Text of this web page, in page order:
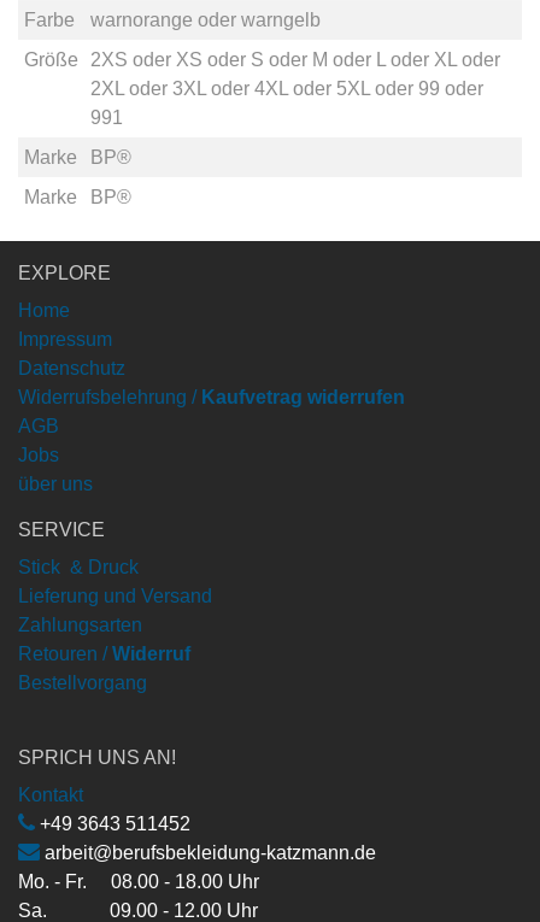
Farbe warnorange oder warngelb
Größe
2XS oder XS oder S oder M oder Loder XLoder
2XLoder 3XLoder 4XLoder 5XLoder 99 oder
991
Marke
BP®
Marke
BP®
EXPLORE
Home
Impressum
Datenschutz
Widerrufsbelehrung / Kaufvetrag widerrufen
AGB
Jobs
über uns
SERVICE
Stick & Druck
Lieferung und Versand
Zahlungsarten
Retouren / Widerruf
Bestellvorgang
SPRICH UNS AN!
Kontakt
+49 3643 511452
arbeit@berufsbekleidung-katzmann.de
Mo. - Fr. 08.00 - 18.00 Uhr
Sa. 09.00 - 12.00 Uhr